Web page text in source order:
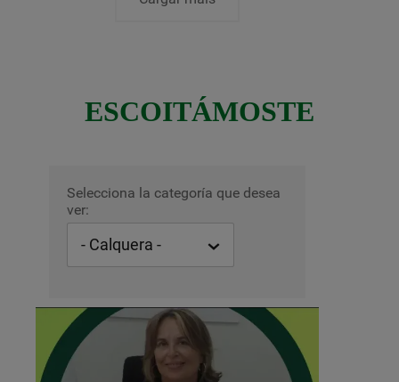
ESCOITÁMOSTE
Selecciona la categoría que desea
ver: